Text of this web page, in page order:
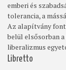
emberi és
tolerancia, a
Az alapítvány
belül elsősorban
liberalizmus
Libretto